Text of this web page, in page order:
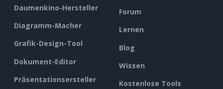
Daumenkino-Hersteller
Diagramm-Macher
Grafik-Design-Tool
Dokument-Editor
Präsentationsersteller
Forum
Lernen
Blog
Wissen
Kostenlose Tools